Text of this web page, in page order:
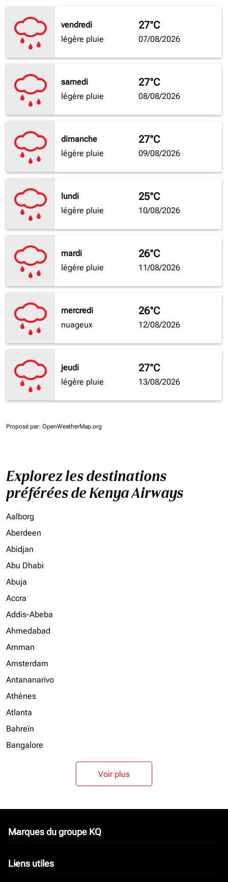
vendredi
légère pluie
27°C
07/08/2026
samedi
légère pluie
27°C
08/08/2026
dimanche
légère pluie
27°C
09/08/2026
lundi
légère pluie
25°C
10/08/2026
mardi
légère pluie
26°C
11/08/2026
mercredi
nuageux
26°C
12/08/2026
jeudi
légère pluie
27°C
13/08/2026
Proposé par: OpenWeatherMap.org
Explorez les destinations
préférées de Kenya Airways
Aalborg
Aberdeen
Abidjan
Abu Dhabi
Abuja
Accra
Addis-Abeba
Ahmedabad
Amman
Amsterdam
Antananarivo
Athènes
Atlanta
Bahreïn
Bangalore
Voir plus
Marques du groupe KQ
keyboard_arrow_down
Liens utiles
keyboard_arrow_down